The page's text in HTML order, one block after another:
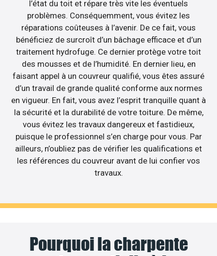
l’état du toit et répare très vite les éventuels
problèmes. Conséquemment, vous évitez les
réparations coûteuses à l’avenir. De ce fait, vous
bénéficiez de surcroît d’un bâchage efficace et d’un
traitement hydrofuge. Ce dernier protège votre toit
des mousses et de l’humidité. En dernier lieu, en
faisant appel à un couvreur qualifié, vous êtes assuré
d’un travail de grande qualité conforme aux normes
en vigueur. En fait, vous avez l’esprit tranquille quant à
la sécurité et la durabilité de votre toiture. De même,
vous évitez les travaux dangereux et fastidieux,
puisque le professionnel s’en charge pour vous. Par
ailleurs, n’oubliez pas de vérifier les qualifications et
les références du couvreur avant de lui confier vos
travaux.
Pourquoi la charpente